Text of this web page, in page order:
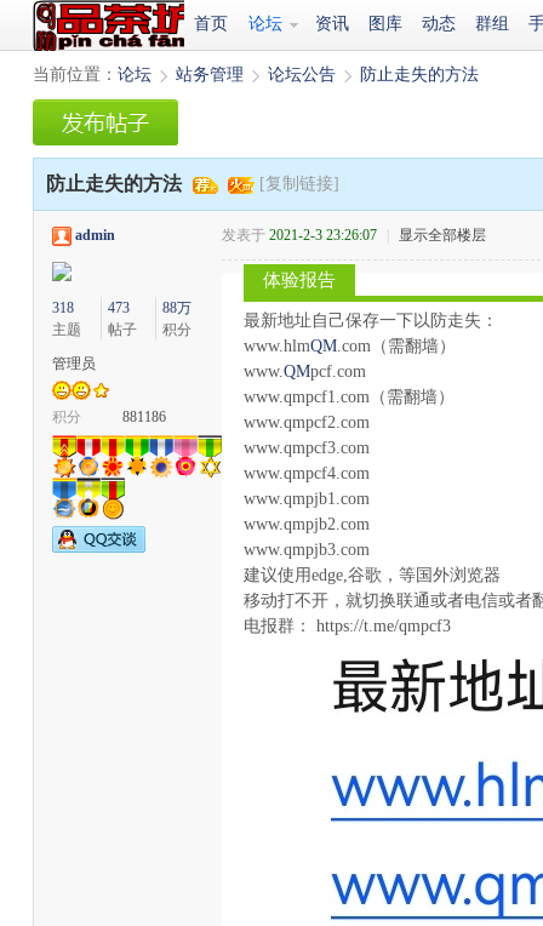
首页 论坛 资讯 图库 动态 群组
当前位置： 论坛
›
站务管理
›
论坛公告
›
防止走失的方法
防止走失的方法 [复制链接]
admin
318
主题
473
帖子
88万
积分
管理员
积分 881186
发表于 2021-2-3 23:26:07 显示全部楼层
体验报告
最新地址自己保存一下以防走失：
www.hlmQM.com（需翻墙）
www.QMpcf.com
www.qmpcf1.com（需翻墙）
www.qmpcf2.com
www.qmpcf3.com
www.qmpcf4.com
www.qmpjb1.com
www.qmpjb2.com
www.qmpjb3.com
建议使用edge,谷歌，等国外浏览器
移动打不开，就切换联通或者电信或者
电报群： https://t.me/qmpcf3